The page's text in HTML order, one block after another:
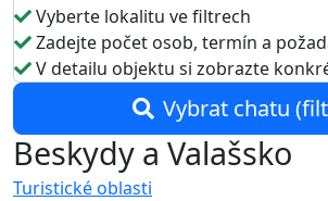
Vyberte lokalitu ve filtrech
Zadejte počet osob, termín a
V detailu objektu si zobrazte
Vybrat chatu
Beskydy a Valašsko
Turistické oblasti